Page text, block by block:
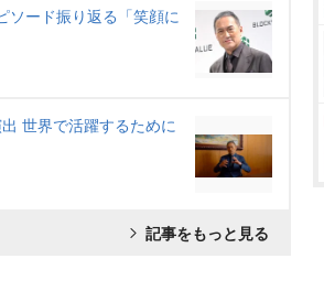
ソード振り返る「笑顔に
世界で活躍するために
記事をもっと見る